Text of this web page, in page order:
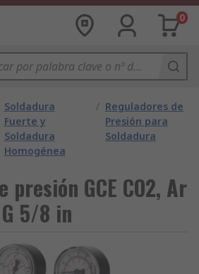
0
Soldadura
Fuerte y
Soldadura
Homogénea
/ Reguladores de
Presión para
Soldadura
presión GCE CO2, Ar
5/8 in